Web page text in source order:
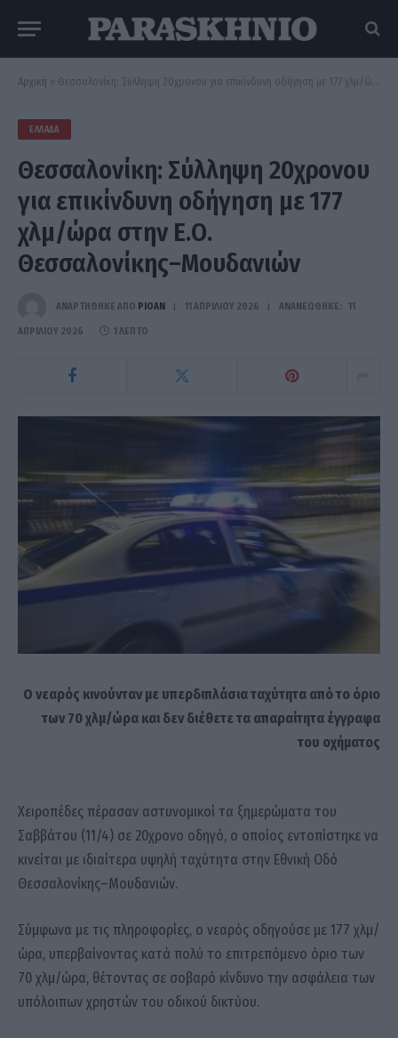
Αρχική » Θεσσαλονίκη: Σύλληψη 20χρονου για επικίνδυνη οδήγηση με 177 χλμ/ώρα στην Ε.Ο. Θεσσαλονίκης–Μουδανιών
ΕΛΛΆΔΑ
Θεσσαλονίκη: Σύλληψη 20χρονου
για επικίνδυνη οδήγηση με 177
χλμ/ώρα στην Ε.Ο.
Θεσσαλονίκης–Μουδανιών
ΑΝΑΡΤΗΘΗΚΕ ΑΠΟ PIOAN 11 ΑΠΡΙΛΊΟΥ 2026 ΑΝΑΝΕΏΘΗΚΕ: 11
ΑΠΡΙΛΊΟΥ 2026 1 ΛΕΠΤΌ
Ο νεαρός κινούνταν με υπερδιπλάσια ταχύτητα από το όριο
των 70 χλμ/ώρα και δεν διέθετε τα απαραίτητα έγγραφα
του οχήματος
Χειροπέδες πέρασαν αστυνομικοί τα ξημερώματα του
Σαββάτου (11/4) σε 20χρονο οδηγό, ο οποίος εντοπίστηκε να
κινείται με ιδιαίτερα υψηλή ταχύτητα στην Εθνική Οδό
Θεσσαλονίκης–Μουδανιών.
Σύμφωνα με τις πληροφορίες, ο νεαρός οδηγούσε με 177 χλμ/
ώρα, υπερβαίνοντας κατά πολύ το επιτρεπόμενο όριο των
70 χλμ/ώρα, θέτοντας σε σοβαρό κίνδυνο την ασφάλεια των
υπόλοιπων χρηστών του οδικού δικτύου.